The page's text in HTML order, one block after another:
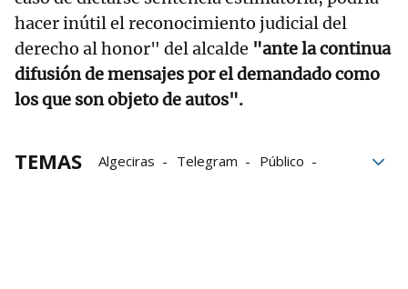
hacer inútil el reconocimiento judicial del
derecho al honor" del alcalde "ante la continua
difusión de mensajes por el demandado como
los que son objeto de autos".
TEMAS Algeciras Telegram
Público